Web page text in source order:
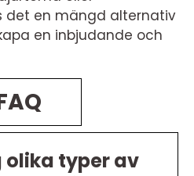
det en mängd alternativ
en inbjudande och
olika typer av